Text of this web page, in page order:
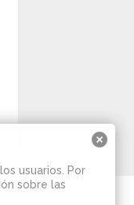
usuarios. Por
sobre las